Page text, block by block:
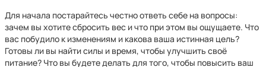
Для начала постарайтесь честно ответь себе на вопросы:
зачем вы хотите сбросить вес и что при этом вы ощущаете. Что
вас побудило к изменениям и какова ваша истинная цель?
Готовы ли вы найти силы и время, чтобы улучшить своё
питание? Что вы будете делать для того, чтобы повысить ваш